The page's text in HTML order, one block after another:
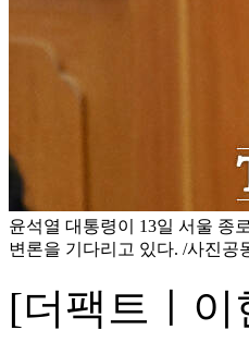
윤석열 대통령이 13일 서울 종
변론을 기다리고 있다. /사진공
[더팩트ㅣ이